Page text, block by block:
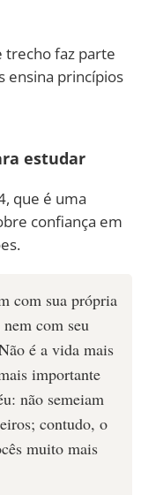
trecho faz parte
ensina princípios
estudar
que é uma
confiança em
com sua própria
com seu
é a vida mais
importante
não semeiam
contudo, o
muito mais